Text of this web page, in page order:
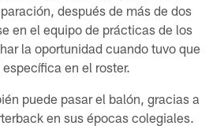
después de más de dos
en el equipo de prácticas de los
la oportunidad cuando tuvo que
en el roster.
puede pasar el balón, gracias a
en sus épocas colegiales.